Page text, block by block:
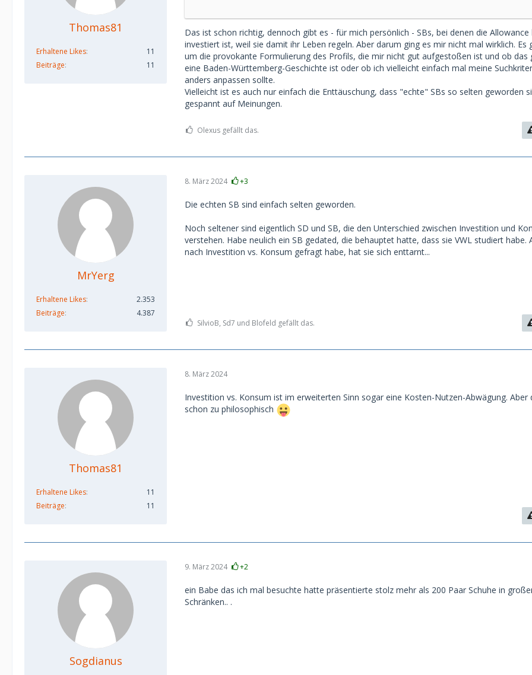
Thomas81
Erhaltene Likes
11
Beiträge
11
Das ist schon richtig, dennoch gibt es - für mich persönlich - SBs, bei denen die Allowance
investiert ist, weil sie damit ihr Leben regeln. Aber darum ging es mir nicht mal wirklich. Es
um die provokante Formulierung des Profils, die mir nicht gut aufgestoßen ist und ob das
eine Baden-Württemberg-Geschichte ist oder ob ich vielleicht einfach mal meine
anders anpassen sollte.
Vielleicht ist es auch nur einfach die Enttäuschung, dass "echte" SBs so selten geworden
gespannt auf Meinungen.
Olexus gefällt das.
MrYerg
Erhaltene Likes
2.353
Beiträge
4.387
8. März 2024 +3
Die echten SB sind einfach selten geworden.
Noch seltener sind eigentlich SD und SB, die den Unterschied zwischen Investition und
verstehen. Habe neulich ein SB gedated, die behauptet hatte, dass sie VWL studiert habe.
nach Investition vs. Konsum gefragt habe, hat sie sich enttarnt...
SilvioB, Sd7 und Blofeld gefällt das.
Thomas81
Erhaltene Likes
11
Beiträge
11
8. März 2024
Investition vs. Konsum ist im erweiterten Sinn sogar eine Kosten-Nutzen-Abwägung. Aber
schon zu philosophisch
Sogdianus
9. März 2024 +2
ein Babe das ich mal besuchte hatte präsentierte stolz mehr als 200 Paar Schuhe in
Schränken.. .